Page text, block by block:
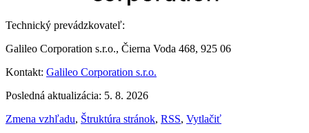
Technický prevádzkovateľ:
Galileo Corporation s.r.o., Čierna Voda 468, 925 06
Kontakt: Galileo Corporation s.r.o.
Posledná aktualizácia: 5. 8. 2026
Zmena vzhľadu, Štruktúra stránok, RSS, Vytlačiť